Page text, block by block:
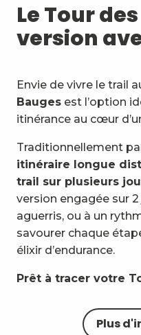
Le Tour
version
Envie de vivre le trail
Bauges est l’option
itinérance au cœur
Traditionnellement
itinéraire longue
trail sur plusieurs
version engagée sur
aguerris, ou à un
savourer chaque
élixir d’endurance.
Prêt à tracer votre
Plus